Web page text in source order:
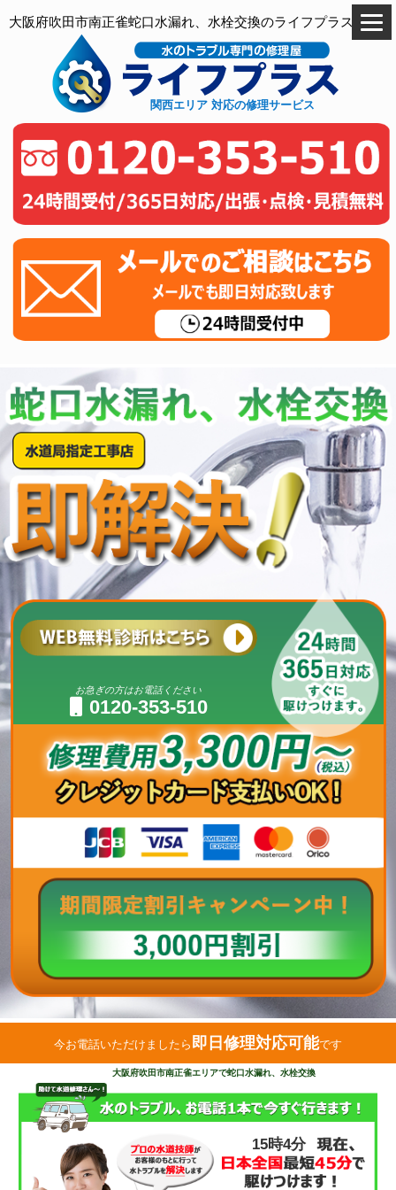
大阪府吹田市南正雀蛇口水漏れ、水栓交換のライフプラス
関西エリア 対応の修理サービス
お急ぎの方はお電話ください
0120-353-510
今お電話いただけましたら 即日修理対応可能です
大阪府吹田市南正雀エリアで蛇口水漏れ、水栓交換
15時4分